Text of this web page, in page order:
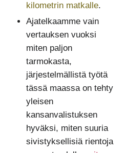
kilometrin matkalle.
Ajatelkaamme vain
vertauksen vuoksi
miten paljon
tarmokasta,
järjestelmällistä työtä
tässä maassa on tehty
yleisen
kansanvalistuksen
hyväksi, miten suuria
sivistyksellisiä rientoja